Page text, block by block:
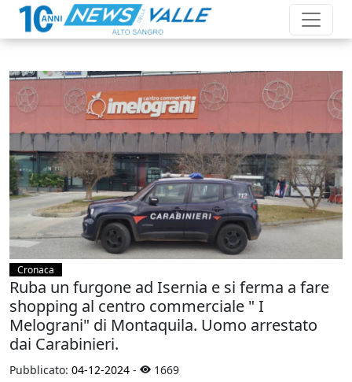
Cronaca
Ruba un furgone ad Isernia e si ferma a fare
shopping al centro commerciale " I
Melograni" di Montaquila. Uomo arrestato
dai Carabinieri.
Pubblicato: 04-12-2024 - 1669